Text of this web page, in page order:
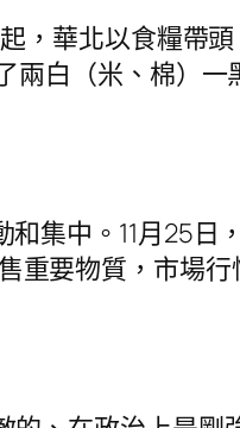
華北以食糧帶
兩白（米、棉）
和集中。11月25日
要物質，市場行